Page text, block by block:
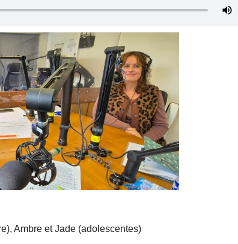
Ambre et Jade (adolescentes)